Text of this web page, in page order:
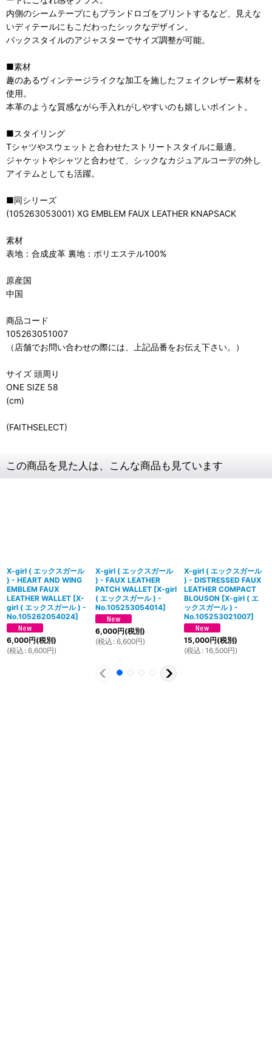
内側のシームテープにもブランドロゴをプリントするなど、見えな
いディテールにもこだわったシックなデザイン。
バックスタイルのアジャスターでサイズ調整が可能。
■素材
趣のあるヴィンテージライクな加工を施したフェイクレザー素材を
使用。
本革のような質感ながら手入れがしやすいのも嬉しいポイント。
■スタイリング
Tシャツやスウェットと合わせたストリートスタイルに最適。
ジャケットやシャツと合わせて、シックなカジュアルコーデの外し
アイテムとしても活躍。
■同シリーズ
(105263053001) XG EMBLEM FAUX LEATHER KNAPSACK
素材
表地：合成皮革 裏地：ポリエステル100%
原産国
中国
商品コード
105263051007
（店舗でお問い合わせの際には、上記品番をお伝え下さい。）
サイズ 頭周り
ONE SIZE 58
(cm)
(FAITHSELECT)
この商品を見た人は、こんな商品も見ています
X-girl ( エックスガール
) - HEART AND WING
EMBLEM FAUX
LEATHER WALLET [X-
girl ( エックスガール ) -
No.105262054024]
6,000円(税別)
(税込 : 6,600円)
X-girl ( エックスガール
) - FAUX LEATHER
PATCH WALLET [X-girl
( エックスガール ) -
No.105253054014]
6,000円(税別)
(税込 : 6,600円)
X-girl ( エックスガール
) - DISTRESSED FAUX
LEATHER COMPACT
BLOUSON [X-girl ( エ
ックスガール ) -
No.105253021007]
15,000円(税別)
(税込 : 16,500円)